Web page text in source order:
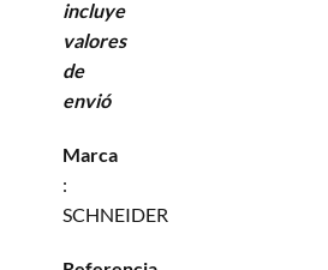
incluye
valores
de
envió
Marca
:
SCHNEIDER